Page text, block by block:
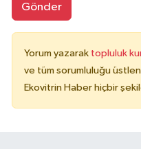
Gönder
Yorum yazarak topluluk
ve tüm sorumluluğu
Ekovitrin Haber hiçbir